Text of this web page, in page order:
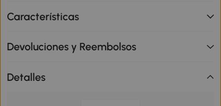
Características
Devoluciones y Reembolsos
Detalles